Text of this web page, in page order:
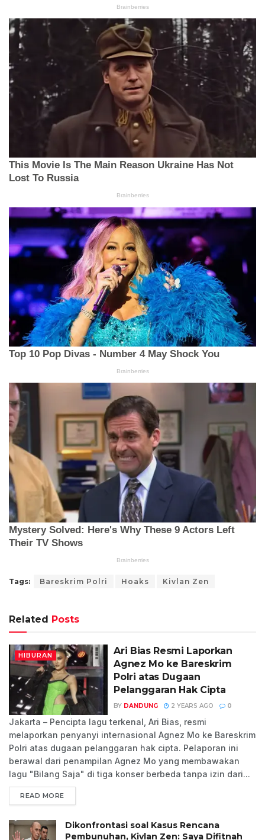
Tags: Bareskrim Polri Hoaks Kivlan Zen
Related Posts
HIBURAN
Ari Bias Resmi Laporkan
Agnez Mo ke Bareskrim
Polri atas Dugaan
Pelanggaran Hak Cipta
BY DANDUNG 2 YEARS AGO 0
Jakarta – Pencipta lagu terkenal, Ari Bias, resmi
melaporkan penyanyi internasional Agnez Mo ke Bareskrim
Polri atas dugaan pelanggaran hak cipta. Pelaporan ini
berawal dari penampilan Agnez Mo yang membawakan
lagu "Bilang Saja" di tiga konser berbeda tanpa izin dari...
READ MORE
Dikonfrontasi soal Kasus Rencana
Pembunuhan, Kivlan Zen: Saya Difitnah